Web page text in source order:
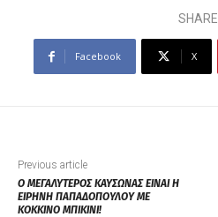
SHARE
Facebook X
Previous article
Ο ΜΕΓΑΛΥΤΕΡΟΣ ΚΑΥΣΩΝΑΣ ΕΙΝΑΙ Η
ΕΙΡΗΝΗ ΠΑΠΑΔΟΠΟΥΛΟΥ ΜΕ
ΚΟΚΚΙΝΟ ΜΠΙΚΙΝΙ!